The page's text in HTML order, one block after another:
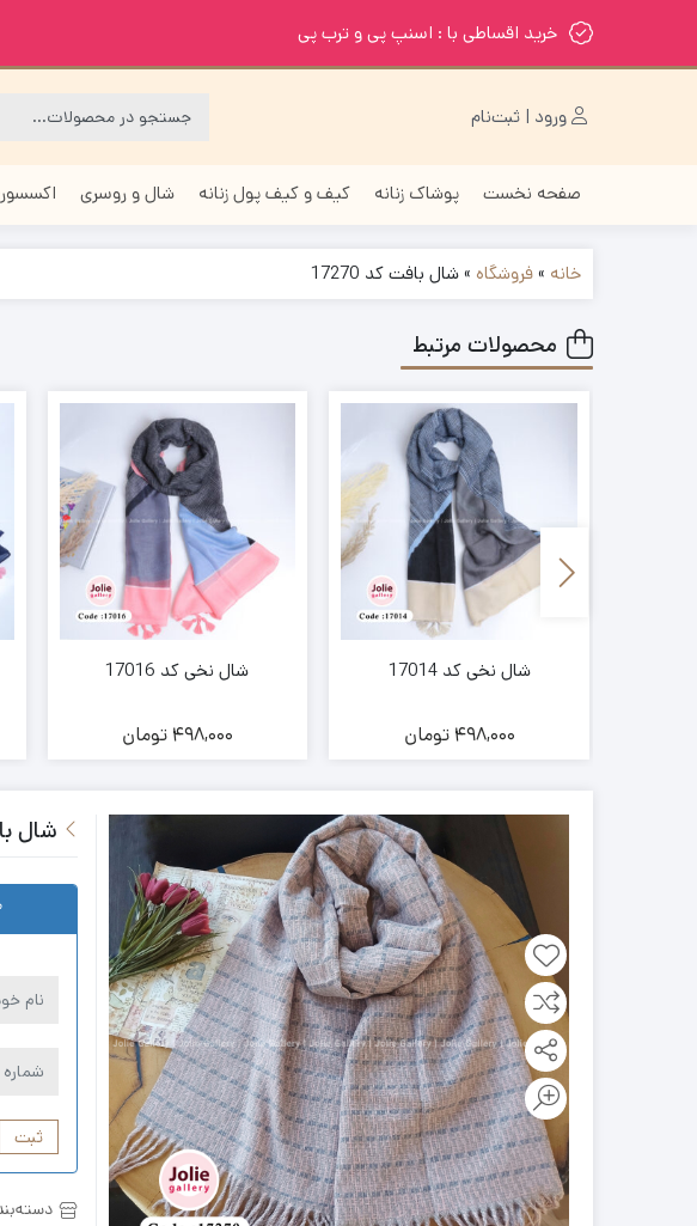
خرید اقساطی با : اسنپ پی و ترب پی
ورود | ثبت‌نام
صفحه نخست پوشاک زنانه کیف و کیف پول زنانه شال و روسری
خانه »فروشگاه »شال بافت کد 17270
محصولات مرتبط
شال نخی کد 17014
498,000 تومان
شال نخی کد 17016
498,000 تومان
شال
ثبت